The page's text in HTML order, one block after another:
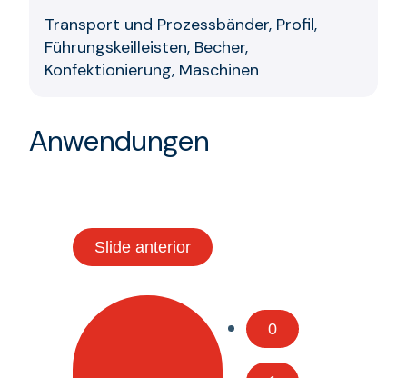
Transport und Prozessbänder, Profil,
Führungskeilleisten, Becher,
Konfektionierung, Maschinen
Anwendungen
Slide anterior
0